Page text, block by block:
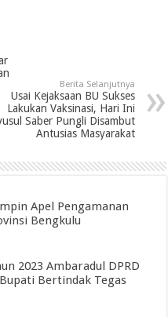
Berita Selanjutnya
Usai Kejaksaan BU Sukses
Lakukan Vaksinasi, Hari Ini
Saber Pungli Disambut
Antusias Masyarakat
Apel Pengamanan
Bengkulu
2023 Ambaradul DPRD
Bertindak Tegas